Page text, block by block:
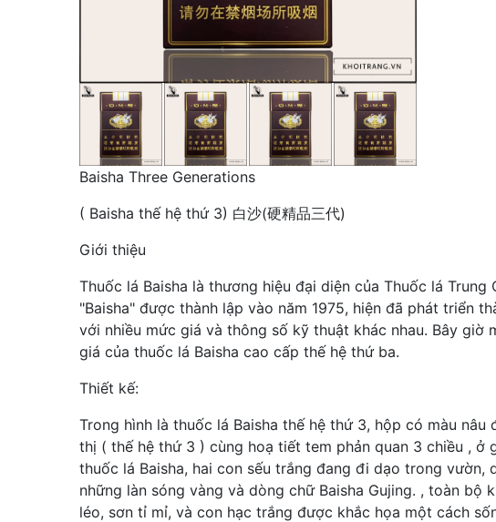
Baisha Three Generations
( Baisha thế hệ thứ 3) 白沙(硬精品三代)
Giới thiệu
Thuốc lá Baisha là thương hiệu đại diện của Thuốc lá Trung
"Baisha" được thành lập vào năm 1975, hiện đã phát triển
với nhiều mức giá và thông số kỹ thuật khác nhau. Bây giờ
giá của thuốc lá Baisha cao cấp thế hệ thứ ba.
Thiết kế:
Trong hình là thuốc lá Baisha thế hệ thứ 3, hộp có màu
thị ( thế hệ thứ 3 ) cùng hoạ tiết tem phản quan 3 chiều , ở
thuốc lá Baisha, hai con sếu trắng đang đi dạo trong vườn,
những làn sóng vàng và dòng chữ Baisha Gujing. , toàn bộ
léo, sơn tỉ mỉ, và con hạc trắng được khắc họa một cách